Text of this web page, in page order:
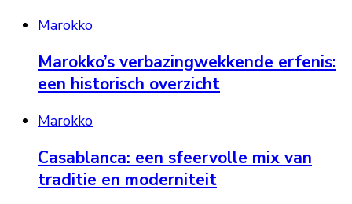
Marokko
Marokko’s verbazingwekkende erfenis:
een historisch overzicht
Marokko
Casablanca: een sfeervolle mix van
traditie en moderniteit